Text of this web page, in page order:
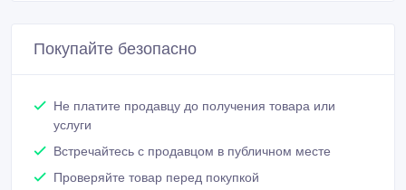
Покупайте безопасно
Не платите продавцу до получения товара или
услуги
Встречайтесь с продавцом в публичном месте
Проверяйте товар перед покупкой